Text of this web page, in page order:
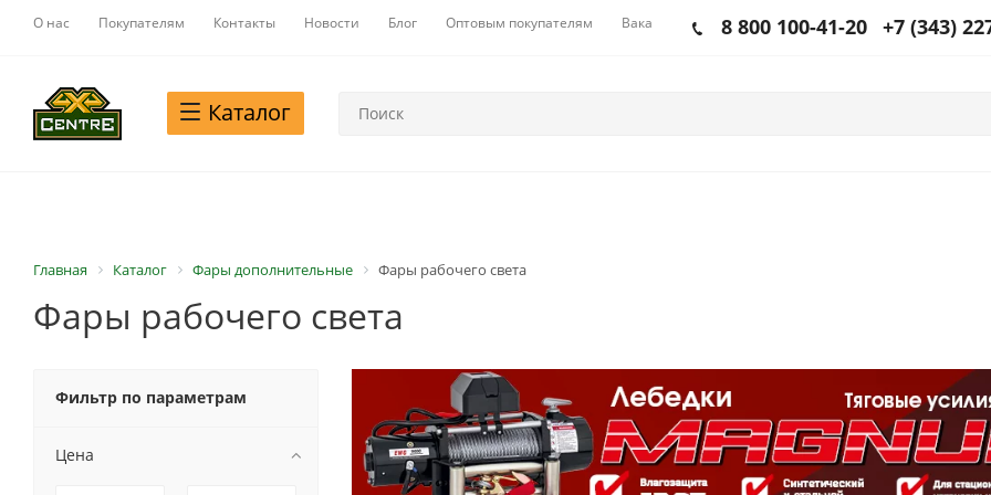
О нас Покупателям Контакты Новости Блог Оптовым покупателям Вакансии 8 800 100-41-20 +7 (343)
Каталог
Главная Каталог Фары дополнительные Фары рабочего света
Фары рабочего света
Фильтр по параметрам
Цена